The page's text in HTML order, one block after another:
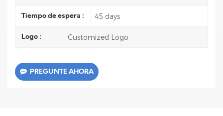
Tiempo de espera : 45 days
Logo : Customized Logo
PREGUNTE AHORA